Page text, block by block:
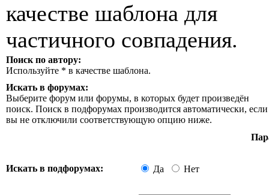
качестве шаблона для
частичного совпадения.
Поиск по автору:
Используйте * в качестве шаблона.
Искать в форумах:
Выберите форум или форумы, в которых будет произведён
поиск. Поиск в подфорумах производится автоматически, если
вы не отключили соответствующую опцию ниже.
Искать в подфорумах: Да Нет